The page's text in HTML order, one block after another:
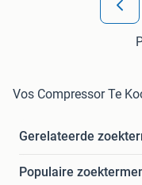
Vos Compressor Te
Gerelateerde
Populaire